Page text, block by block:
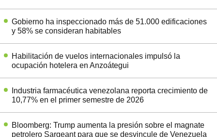
Gobierno ha inspeccionado más de 51.000 edificaciones
y 58% se consideran habitables
Habilitación de vuelos internacionales impulsó la
ocupación hotelera en Anzoátegui
Industria farmacéutica venezolana reporta crecimiento de
10,77% en el primer semestre de 2026
Bloomberg: Trump aumenta la presión sobre el magnate
petrolero Sargeant para que se desvincule de Venezuela